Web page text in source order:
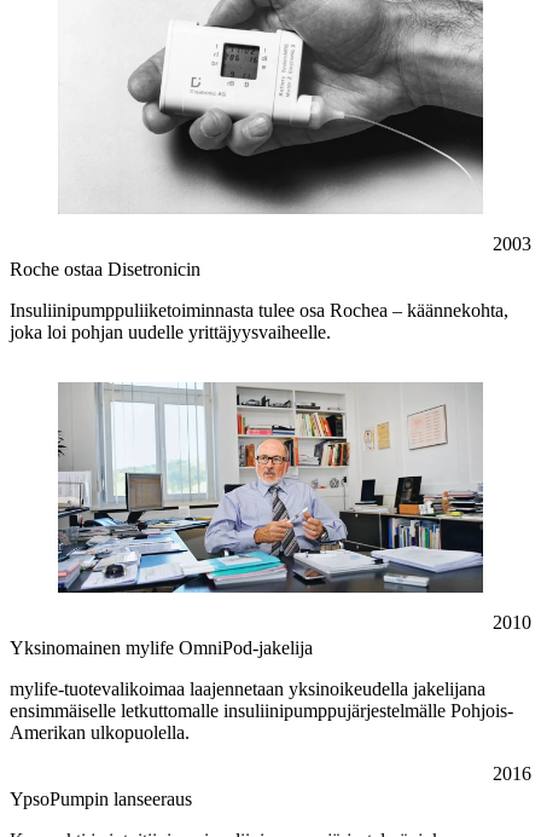
2003
Roche ostaa Disetronicin
Insuliinipumppuliiketoiminnasta tulee osa Rochea – käännekohta,
joka loi pohjan uudelle yrittäjyysvaiheelle.
2010
Yksinomainen mylife OmniPod-jakelija
mylife-tuotevalikoimaa laajennetaan yksinoikeudella jakelijana
ensimmäiselle letkuttomalle insuliinipumppujärjestelmälle Pohjois-
Amerikan ulkopuolella.
2016
YpsoPumpin lanseeraus